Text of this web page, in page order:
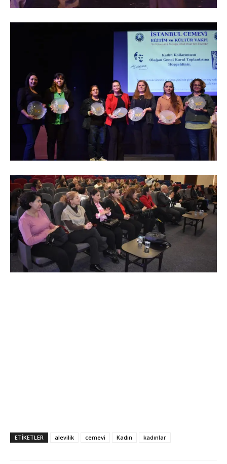
ETİKETLER alevilik cemevi Kadın kadınlar